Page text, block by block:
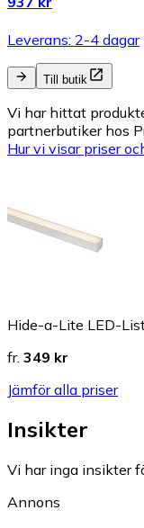
Leverans: 2-4 dagar
Till butik
Vi har hittat
partnerbutiker hos
Hur vi visar priser
Hide-a-Lite LED-
fr. 349 kr
Jämför alla priser
Insikter
Vi har inga insikter
Annons